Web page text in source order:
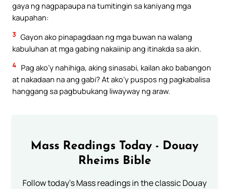
gaya ng nagpapaupa na tumitingin sa kaniyang mga
kaupahan:
3 Gayon ako pinapagdaan ng mga buwan na walang
kabuluhan at mga gabing nakaiinip ang itinakda sa akin.
4 Pag ako’y nahihiga, aking sinasabi, kailan ako babangon
at nakadaan na ang gabi? At ako’y puspos ng pagkabalisa
hanggang sa pagbubukang liwayway ng araw.
Mass Readings Today - Douay
Rheims Bible
Follow today's Mass readings in the classic Douay